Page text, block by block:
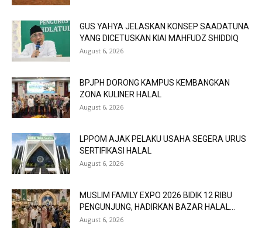
GUS YAHYA JELASKAN KONSEP SAADATUNA
YANG DICETUSKAN KIAI MAHFUDZ SHIDDIQ
August 6, 2026
BPJPH DORONG KAMPUS KEMBANGKAN
ZONA KULINER HALAL
August 6, 2026
LPPOM AJAK PELAKU USAHA SEGERA URUS
SERTIFIKASI HALAL
August 6, 2026
MUSLIM FAMILY EXPO 2026 BIDIK 12 RIBU
PENGUNJUNG, HADIRKAN BAZAR HALAL...
August 6, 2026